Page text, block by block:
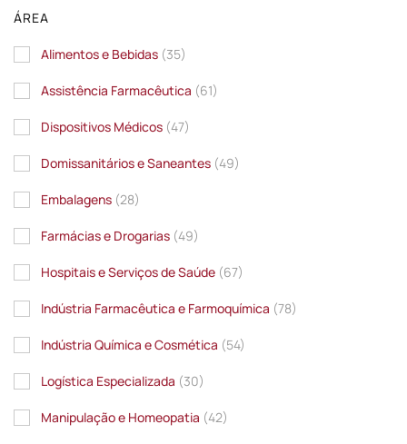
ÁREA
Alimentos e Bebidas (35)
Assistência Farmacêutica (61)
Dispositivos Médicos (47)
Domissanitários e Saneantes (49)
Embalagens (28)
Farmácias e Drogarias (49)
Hospitais e Serviços de Saúde (67)
Indústria Farmacêutica e Farmoquímica (78)
Indústria Química e Cosmética (54)
Logística Especializada (30)
Manipulação e Homeopatia (42)